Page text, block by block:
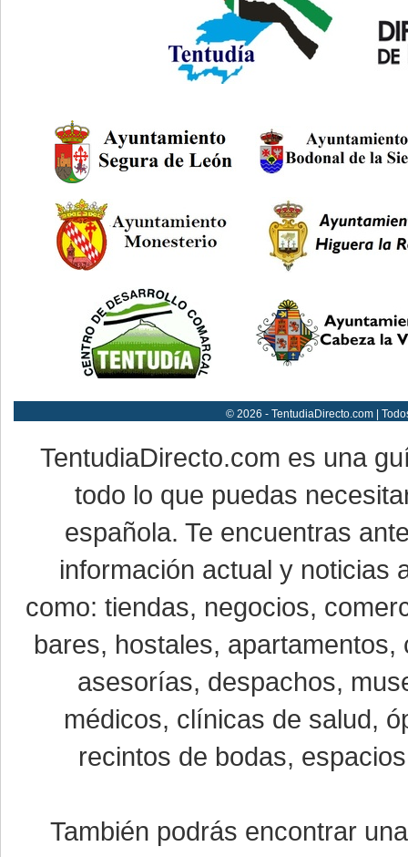
© 2026 - TentudiaDirecto.com |
TentudiaDirecto.com es una
todo lo que puedas
española. Te encuentras
información actual y noticias
como: tiendas, negocios,
bares, hostales,
asesorías, despachos,
médicos, clínicas de salud,
recintos de bodas,
También podrás encontrar